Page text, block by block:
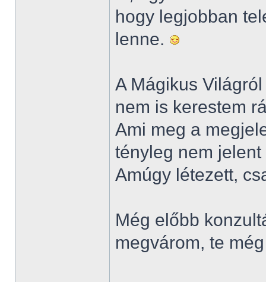
hogy legjobban
lenne.
A Mágikus
nem is kerestem
Ami meg a
tényleg nem
Amúgy létezett,
Még előbb
megvárom, te